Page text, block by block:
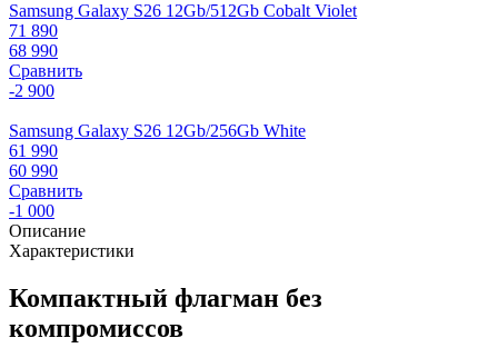
Samsung Galaxy S26 12Gb/512Gb Cobalt Violet
71 890
68 990
Сравнить
-2 900
Samsung Galaxy S26 12Gb/256Gb White
61 990
60 990
Сравнить
-1 000
Описание
Характеристики
Компактный флагман без
компромиссов